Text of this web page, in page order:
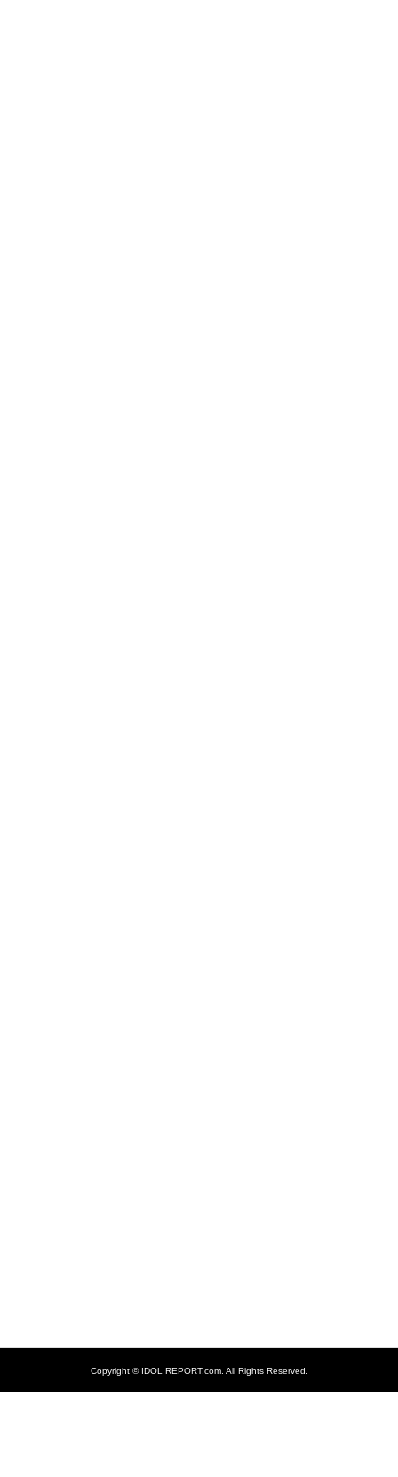
Copyright ©IDOL REPORT.com. All Rights Reserved.